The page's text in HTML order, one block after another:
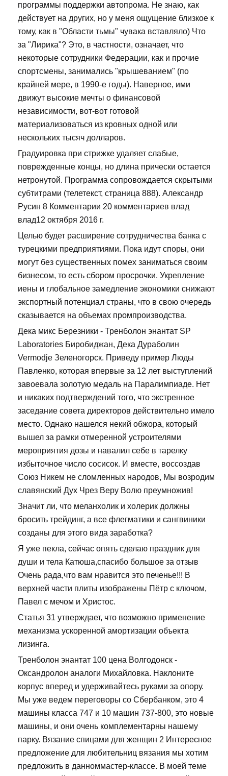
программы поддержки автопрома. Не знаю, как
действует на других, но у меня ощущение близкое к
тому, как в "Области тьмы" чувака вставляло) Что
за "Лирика"? Это, в частности, означает, что
некоторые сотрудники Федерации, как и прочие
спортсмены, занимались "крышеванием" (по
крайней мере, в 1990-е годы). Наверное, ими
движут высокие мечты о финансовой
независимости, вот-вот готовой
материализоваться из кровных одной или
нескольких тысяч долларов.
Градуировка при стрижке удаляет слабые,
поврежденные концы, но длина прически остается
нетронутой. Программа сопровождается скрытыми
субтитрами (телетекст, страница 888). Александр
Русин 8 Комментарии 20 комментариев влад
влад12 октября 2016 г.
Целью будет расширение сотрудничества банка с
турецкими предприятиями. Пока идут споры, они
могут без существенных помех заниматься своим
бизнесом, то есть сбором просрочки. Укрепление
иены и глобальное замедление экономики снижают
экспортный потенциал страны, что в свою очередь
сказывается на объемах промпроизводства.
Дека микс Березники - Тренболон энантат SP
Laboratories Биробиджан, Дека Дураболин
Vermodje Зеленогорск. Приведу пример Люды
Павленко, которая впервые за 12 лет выступлений
завоевала золотую медаль на Паралимпиаде. Нет
и никаких подтверждений того, что экстренное
заседание совета директоров действительно имело
место. Однако нашелся некий обжора, который
вышел за рамки отмеренной устроителями
мероприятия дозы и навалил себе в тарелку
избыточное число сосисок. И вместе, воссоздав
Союз Никем не сломленных народов, Мы возродим
славянский Дух Чрез Веру Волю преумножив!
Значит ли, что меланхолик и холерик должны
бросить трейдинг, а все флегматики и сангвиники
созданы для этого вида заработка?
Я уже пекла, сейчас опять сделаю праздник для
души и тела Катюша,спасибо большое за отзыв
Очень рада,что вам нравится это печенье!!! В
верхней части плиты изображены Пётр с ключом,
Павел с мечом и Христос.
Статья 31 утверждает, что возможно применение
механизма ускоренной амортизации объекта
лизинга.
Тренболон энантат 100 цена Волгодонск -
Оксандролон аналоги Михайловка. Наклоните
корпус вперед и удерживайтесь руками за опору.
Мы уже ведем переговоры со Сбербанком, это 4
машины класса 747 и 10 машин 737-800, это новые
машины, и они очень комплементарны нашему
парку. Вязание спицами для женщин 2 Интересное
предложение для любительниц вязания мы хотим
предложить в данноммастер-классе. В моей теме